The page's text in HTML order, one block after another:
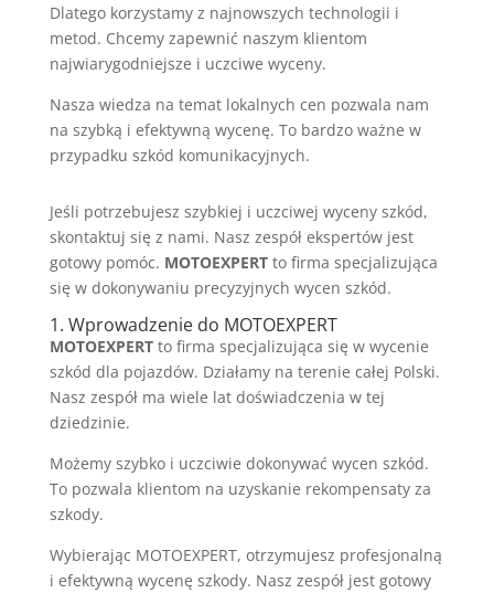
Dlatego korzystamy z najnowszych technologii i
metod. Chcemy zapewnić naszym klientom
najwiarygodniejsze i uczciwe wyceny.
Nasza wiedza na temat lokalnych cen pozwala nam
na szybką i efektywną wycenę. To bardzo ważne w
przypadku szkód komunikacyjnych.
Jeśli potrzebujesz szybkiej i uczciwej wyceny szkód,
skontaktuj się z nami. Nasz zespół ekspertów jest
gotowy pomóc. MOTOEXPERTto firma specjalizująca
się w dokonywaniu precyzyjnych wycen szkód.
1. Wprowadzenie do MOTOEXPERT
MOTOEXPERTto firma specjalizująca się w wycenie
szkód dla pojazdów. Działamy na terenie całej Polski.
Nasz zespół ma wiele lat doświadczenia w tej
dziedzinie.
Możemy szybko i uczciwie dokonywać wycen szkód.
To pozwala klientom na uzyskanie rekompensaty za
szkody.
Wybierając MOTOEXPERT, otrzymujesz profesjonalną
i efektywną wycenę szkody. Nasz zespół jest gotowy